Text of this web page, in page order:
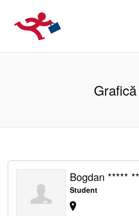
Grafică
Bogdan *****
Student